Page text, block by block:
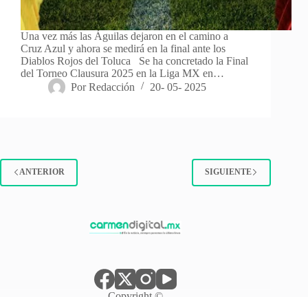
Una vez más las Águilas dejaron en el camino a
Cruz Azul y ahora se medirá en la final ante los
Diablos Rojos del Toluca Se ha concretado la Final
del Torneo Clausura 2025 en la Liga MX en…
Por Redacción 20- 05- 2025
ANTERIOR SIGUIENTE